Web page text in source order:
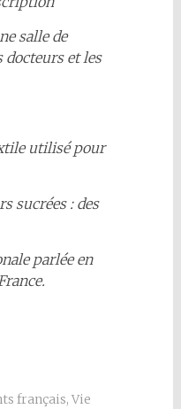
salle de
et les
utilisé pour
sucrées : des
parlée en
français, Vie